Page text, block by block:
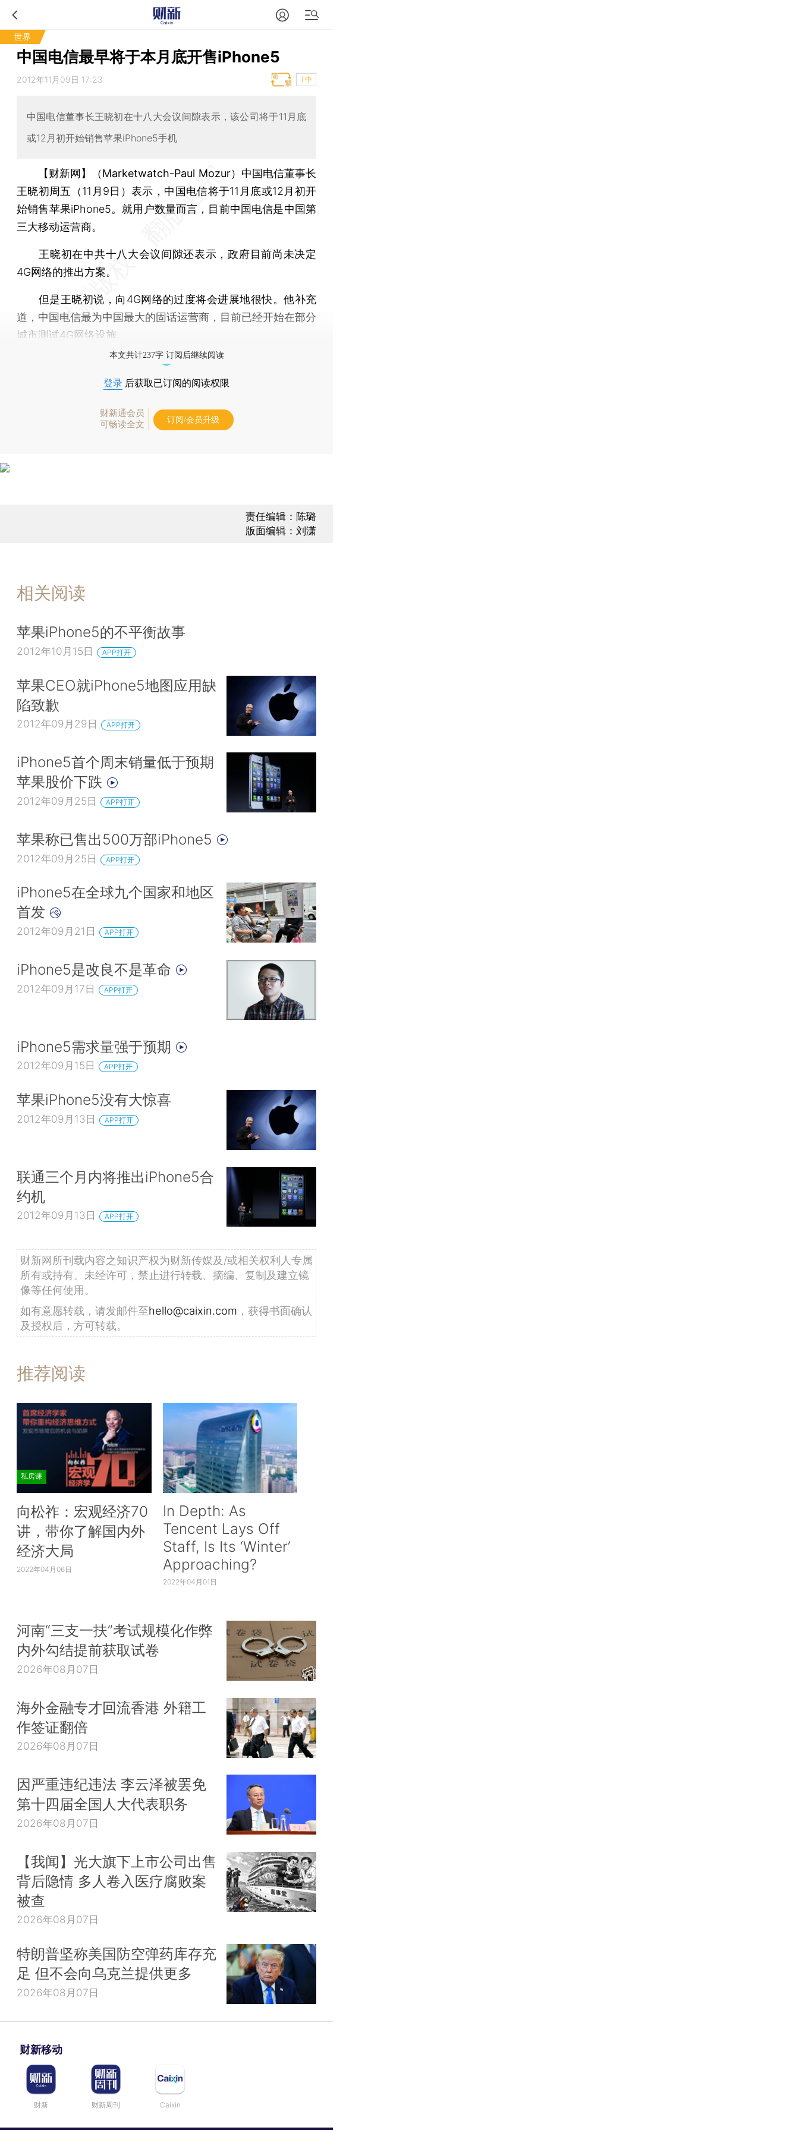
世界
中国电信最早将于本月底开售iPhone5
2012年11月09日 17:23 T中
中国电信董事长王晓初在十八大会议间隙表示，该公司将于11月底
或12月初开始销售苹果iPhone5手机
【财新网】（Marketwatch-Paul Mozur） 中国电信董事长
王晓初周五（11月9日）表示，中国电信将于11月底或12月初开
始销售苹果iPhone5。就用户数量而言，目前中国电信是中国第
三大移动运营商。
王晓初在中共十八大会议间隙还表示，政府目前尚未决定
4G网络的推出方案。
但是王晓初说，向4G网络的过度将会进展地很快。他补充
道，中国电信最为中国最大的固话运营商，目前已经开始在部分
城市测试4G网络设施。
本文共计237字 订阅后继续阅读
登录 后获取已订阅的阅读权限
财新通会员
可畅读全文
订阅/会员升级
责任编辑：陈璐
版面编辑：刘潇
相关阅读
苹果iPhone5的不平衡故事
2012年10月15日 APP打开
苹果CEO就iPhone5地图应用缺
陷致歉
2012年09月29日 APP打开
iPhone5首个周末销量低于预期
苹果股价下跌
2012年09月25日 APP打开
苹果称已售出500万部iPhone5
2012年09月25日 APP打开
iPhone5在全球九个国家和地区
首发
2012年09月21日 APP打开
iPhone5是改良不是革命
2012年09月17日 APP打开
iPhone5需求量强于预期
2012年09月15日 APP打开
苹果iPhone5没有大惊喜
2012年09月13日 APP打开
联通三个月内将推出iPhone5合
约机
2012年09月13日 APP打开
财新网所刊载内容之知识产权为财新传媒及/或相关权利人专属
所有或持有。未经许可，禁止进行转载、摘编、复制及建立镜
像等任何使用。
如有意愿转载，请发邮件至hello@caixin.com ，获得书面确认
及授权后，方可转载。
推荐阅读
私房课
向松祚：宏观经济70
讲，带你了解国内外
经济大局
2022年04月06日
In Depth: As
Tencent Lays Off
Staff, Is Its ‘Winter’
Approaching?
2022年04月01日
河南“三支一扶”考试规模化作弊
内外勾结提前获取试卷
2026年08月07日
海外金融专才回流香港 外籍工
作签证翻倍
2026年08月07日
因严重违纪违法 李云泽被罢免
第十四届全国人大代表职务
2026年08月07日
【我闻】光大旗下上市公司出售
背后隐情 多人卷入医疗腐败案
被查
2026年08月07日
特朗普坚称美国防空弹药库存充
足 但不会向乌克兰提供更多
2026年08月07日
财新移动
财新 财新周刊 Caixin